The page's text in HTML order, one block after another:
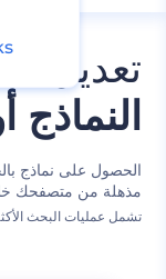
تعديل
النماذج
الحصول على نماذج
مذهلة من متصفحك
تشمل عمليات البحث